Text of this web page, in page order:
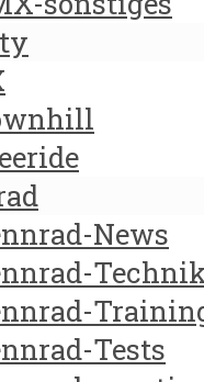
News
Tests